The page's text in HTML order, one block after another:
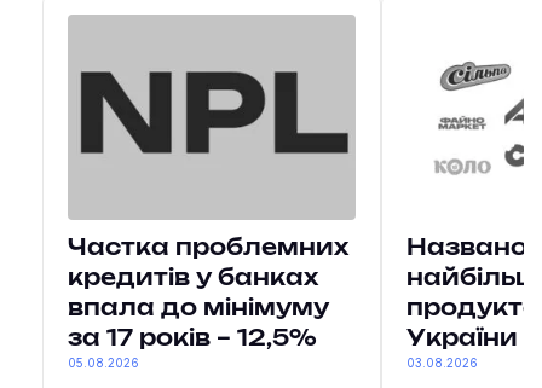
Частка проблемних
кредитів у банках
впала до мінімуму
за 17 років – 12,5%
05.08.2026
Названо
України
03.08.2026